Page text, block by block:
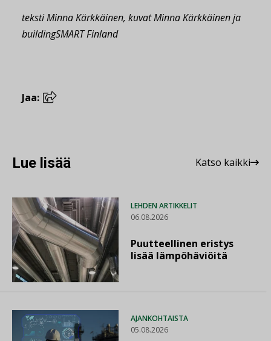
teksti Minna Kärkkäinen, kuvat Minna Kärkkäinen ja
buildingSMART Finland
Jaa:
Lue lisää Katso kaikki
LEHDEN ARTIKKELIT
06.08.2026
Puutteellinen eristys
lisää lämpöhäviöitä
AJANKOHTAISTA
05.08.2026